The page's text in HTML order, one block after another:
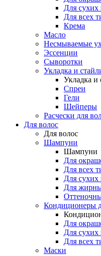
Для
Для всех
Крема
Масло
Несмываемые
Эссенции
Сыворотки
Укладка и
Укладка и
Спреи
Гели
Шейперы
Расчески для
Для волос
Для волос
Шампуни
Шампуни
Для
Для всех
Для сухих
Для
Кондиционеры
Для
Для
Для всех
Маски